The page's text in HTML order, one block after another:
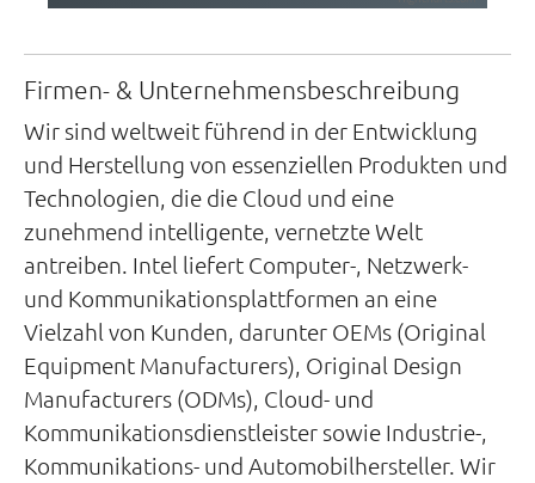
Firmen- & Unternehmensbeschreibung
Wir sind weltweit führend in der Entwicklung
und Herstellung von essenziellen Produkten und
Technologien, die die Cloud und eine
zunehmend intelligente, vernetzte Welt
antreiben. Intel liefert Computer-, Netzwerk-
und Kommunikationsplattformen an eine
Vielzahl von Kunden, darunter OEMs (Original
Equipment Manufacturers), Original Design
Manufacturers (ODMs), Cloud- und
Kommunikationsdienstleister sowie Industrie-,
Kommunikations- und Automobilhersteller. Wir